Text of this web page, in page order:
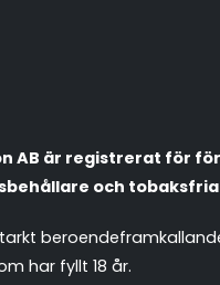
AB är registrerat för
och
har fyllt 18 år.